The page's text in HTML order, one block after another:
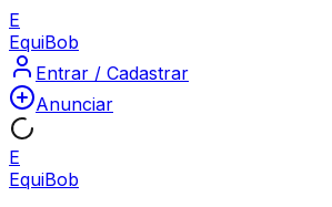
E
EquiBob
Entrar / Cadastrar
Anunciar
E
EquiBob